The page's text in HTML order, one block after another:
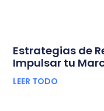
Estrategias de
Impulsar tu
LEER TODO